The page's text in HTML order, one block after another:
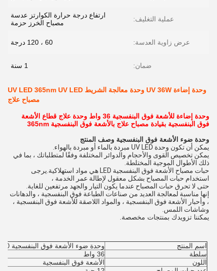
عملية التغليف:
ارتفاع درجة حرارة الكوارتز عدسة
مصباح الخرز حزمة
عرض زاوية العدسة: 60 ، 120 درجة
ضمان: 1 سنة
وحدة إضاءة UV 36W وحدة معالجة الشريط UV LED 365nm UV LED
مصباح علاج
وحدة إضاءة للأشعة فوق البنفسجية 36 واط وحدة علاج قطاع الأشعة
فوق البنفسجية بقيادة مصباح علاج بالأشعة فوق البنفسجية 365nm
وحدة ضوء الأشعة فوق البنفسجية وصف المنتج
يمكن أن تكون وحدة UV LED مبردة بالماء أو مبردة بالهواء.
يمكن تخصيص القوى والأحجام والدوائر المختلفة وفقًا لمتطلباتك ، بما في
ذلك الأطوال الموجية المختلطة.
حبات مصباح الأشعة فوق البنفسجية LED هي مواد استهلاكية.يرجى
استخدام حبات المصباح بشكل معقول لإطالة عمر الخدمة ،
حتى لا تحرق حبات المصباح عندما يكون التيار والجهد مرتفعين للغاية.
إنها مناسبة لمعالجة العديد من صناعات الطباعة فوق البنفسجية ، والدهانات
، وأحبار الأشعة فوق البنفسجية ، والمواد اللاصقة للأشعة فوق البنفسجية ،
وشاشات اللمس.
يمكننا تزويدك بمنتجات مخصصة.
اسم المنتج
وحدة ضوء الأشعة فوق البنفسجية 25020
سلطة
36 واط
اللون
الأشعة فوق البنفسجية